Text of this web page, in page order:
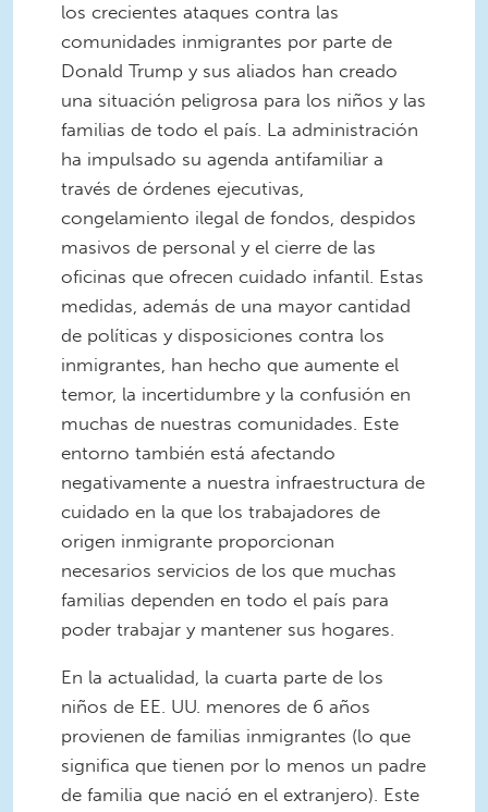
los crecientes ataques contra las
comunidades inmigrantes por parte de
Donald Trump y sus aliados han creado
una situación peligrosa para los niños y las
familias de todo el país. La administración
ha impulsado su agenda antifamiliar a
través de órdenes ejecutivas,
congelamiento ilegal de fondos, despidos
masivos de personal y el cierre de las
oficinas que ofrecen cuidado infantil. Estas
medidas, además de una mayor cantidad
de políticas y disposiciones contra los
inmigrantes, han hecho que aumente el
temor, la incertidumbre y la confusión en
muchas de nuestras comunidades. Este
entorno también está afectando
negativamente a nuestra infraestructura de
cuidado en la que los trabajadores de
origen inmigrante proporcionan
necesarios servicios de los que muchas
familias dependen en todo el país para
poder trabajar y mantener sus hogares.
En la actualidad, la cuarta parte de los
niños de EE. UU. menores de 6 años
provienen de familias inmigrantes (lo que
significa que tienen por lo menos un padre
de familia que nació en el extranjero). Este